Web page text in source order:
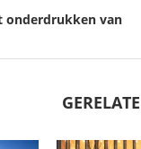
onderdrukken van